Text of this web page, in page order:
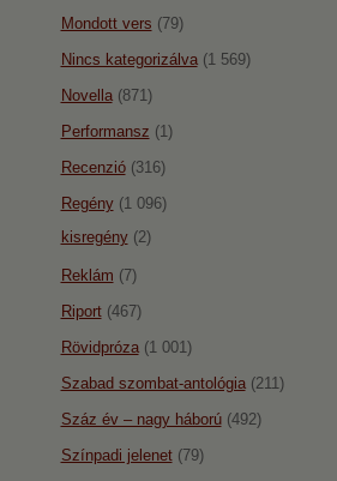
Mondott vers (79)
Nincs kategorizálva(1 569)
Novella(871)
Performansz (1)
Recenzió(316)
Regény(1 096)
kisregény(2)
Reklám (7)
Riport(467)
Rövidpróza(1 001)
Szabad szombat-antológia(211)
Száz év – nagy háború(492)
Színpadi jelenet(79)